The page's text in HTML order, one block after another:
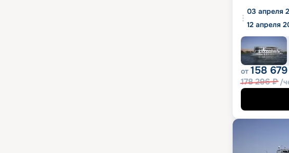
03 апреля
12 апреля
от 158 679
178 296₽ /